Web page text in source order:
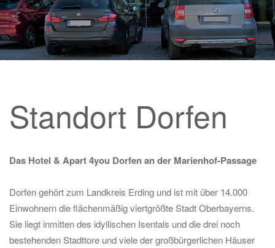
Standort Dorfen
Das Hotel & Apart 4you Dorfen an der Marienhof-Passage
Dorfen gehört zum Landkreis Erding und ist mit über 14.000
Einwohnern die flächenmäßig viertgrößte Stadt Oberbayerns.
Sie liegt inmitten des idyllischen Isentals und die drei noch
bestehenden Stadttore und viele der großbürgerlichen Häuser